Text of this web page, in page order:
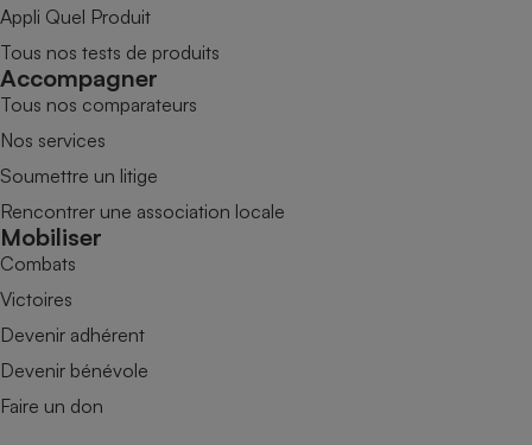
Appli Quel Produit
Tous nos tests de produits
Accompagner
Tous nos comparateurs
Nos services
Soumettre un litige
Rencontrer une association locale
Mobiliser
Combats
Victoires
Devenir adhérent
Devenir bénévole
Faire un don